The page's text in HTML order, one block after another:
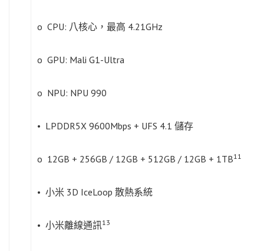
o CPU: 八核心，最高 4.21GHz
o GPU: Mali G1-Ultra
o NPU: NPU 990
• LPDDR5X 9600Mbps + UFS 4.1 儲存
o 12GB + 256GB / 12GB + 512GB / 12GB + 1TB11
• 小米 3D IceLoop 散熱系統
• 小米離線通訊13